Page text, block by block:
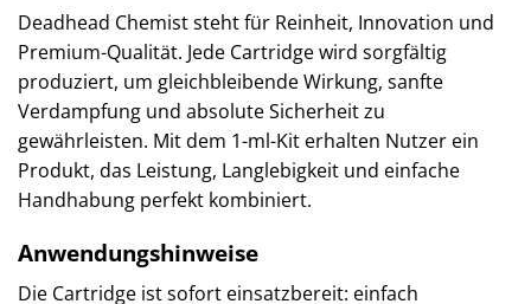
Deadhead Chemist steht für Reinheit, Innovation und
Premium-Qualität. Jede Cartridge wird sorgfältig
produziert, um gleichbleibende Wirkung, sanfte
Verdampfung und absolute Sicherheit zu
gewährleisten. Mit dem 1-ml-Kit erhalten Nutzer ein
Produkt, das Leistung, Langlebigkeit und einfache
Handhabung perfekt kombiniert.
Anwendungshinweise
Die Cartridge ist sofort einsatzbereit: einfach